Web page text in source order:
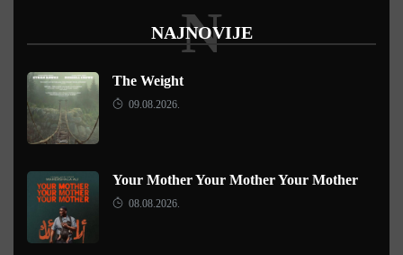
NAJNOVIJE
N
The Weight
09.08.2026.
Your Mother Your Mother Your Mother
08.08.2026.